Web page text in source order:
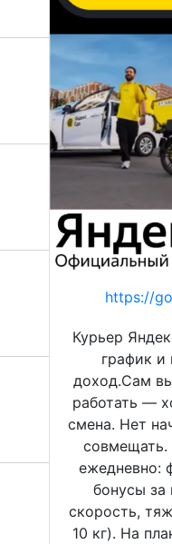
https://
Курьер
график и
доход.Сам
работать —
смена. Нет
совмещать.
ежедневно:
бонусы за
скорость,
10 кг). На